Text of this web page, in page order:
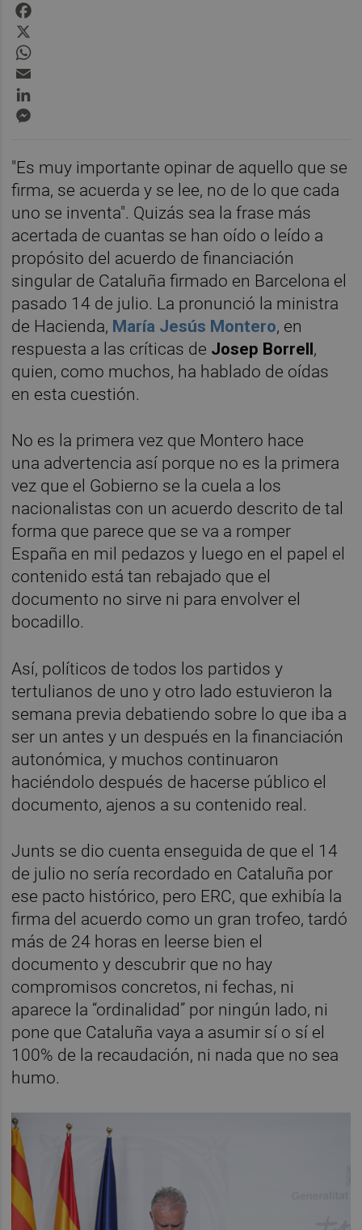
"Es muy importante opinar de aquello que se
firma, se acuerda y se lee, no de lo que cada
uno se inventa". Quizás sea la frase más
acertada de cuantas se han oído o leído a
propósito del acuerdo de financiación
singular de Cataluña firmado en Barcelona el
pasado 14 de julio. La pronunció la ministra
de Hacienda, María Jesús Montero, en
respuesta a las críticas de Josep Borrell,
quien, como muchos, ha hablado de oídas
en esta cuestión.
No es la primera vez que Montero hace
una advertencia así porque no es la primera
vez que el Gobierno se la cuela a los
nacionalistas con un acuerdo descrito de tal
forma que parece que se va a romper
España en mil pedazos y luego en el papel el
contenido está tan rebajado que el
documento no sirve ni para envolver el
bocadillo.
Así, políticos de todos los partidos y
tertulianos de uno y otro lado estuvieron la
semana previa debatiendo sobre lo que iba a
ser un antes y un después en la financiación
autonómica, y muchos continuaron
haciéndolo después de hacerse público el
documento, ajenos a su contenido real.
Junts se dio cuenta enseguida de que el 14
de julio no sería recordado en Cataluña por
ese pacto histórico, pero ERC, que exhibía la
firma del acuerdo como un gran trofeo, tardó
más de 24 horas en leerse bien el
documento y descubrir que no hay
compromisos concretos, ni fechas, ni
aparece la “ordinalidad” por ningún lado, ni
pone que Cataluña vaya a asumir sí o sí el
100% de la recaudación, ni nada que no sea
humo.